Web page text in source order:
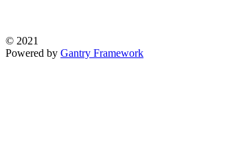
© 2021
Powered by Gantry Framework